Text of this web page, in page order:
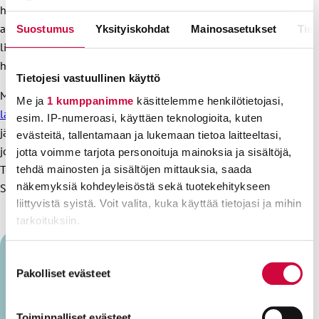
Suostumus Yksityiskohdat Mainosasetukset
Tietojesi vastuullinen käyttö
Me ja 1 kumppanimme käsittelemme henkilötietojasi,
esim. IP-numeroasi, käyttäen teknologioita, kuten
evästeitä, tallentamaan ja lukemaan tietoa laitteeltasi,
jotta voimme tarjota personoituja mainoksia ja sisältöjä,
tehdä mainosten ja sisältöjen mittauksia, saada
näkemyksiä kohdeyleisöstä sekä tuotekehitykseen
liittyvistä syistä. Voit valita, kuka käyttää tietojasi ja mihin
tarkoituksiin.
voit määrittää asetuksesi
. Voit muuttaa
valinta
Pakolliset evästeet
heikkene. Kaveria ei jätetä – periaate on myös
ammattiliittojen kesken tunnustettu toimintatapa, jos joku
liitto tarvitsee järjestöllisiä tukea työehtojen
heikentämispyrkimyksiä vastaan.
Myös keskusjärjestö SAK on antanut kaiken tukensa
lauantaina järjestettävälle mielenilmaukselle ja toivoo
jäsenliittojensa ja jäsentensä osallistuvan tapahtumaan,
johon on tähän mennessä ilmoittautunut jo tuhansia ihmisiä.
Tule sinäkin mukaan – marssitaan yhdessä turvallisemman
Suomen puolesta!